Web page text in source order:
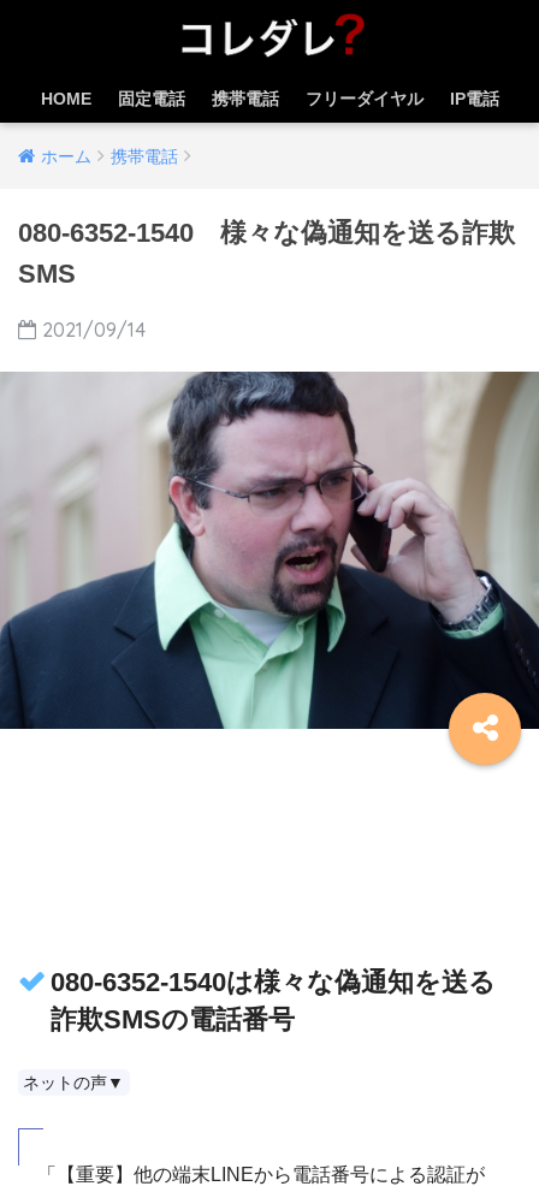
HOME 固定電話 携帯電話 フリーダイヤル IP電話
ホーム 携帯電話
080-6352-1540 様々な偽通知を送る詐欺
SMS
2021/09/14
080-6352-1540は様々な偽通知を送る
詐欺SMSの電話番号
ネットの声▼
「【重要】他の端末LINEから電話番号による認証が